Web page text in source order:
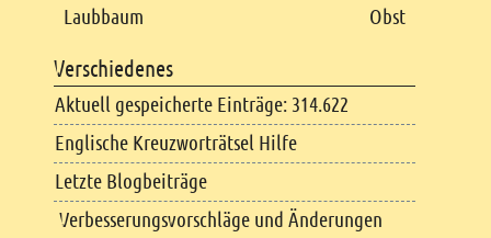
Laubbaum
Obst
Verschiedenes
Aktuell gespeicherte Einträge: 314.622
Englische Kreuzworträtsel Hilfe
Letzte Blogbeiträge
Verbesserungsvorschläge und Änderungen